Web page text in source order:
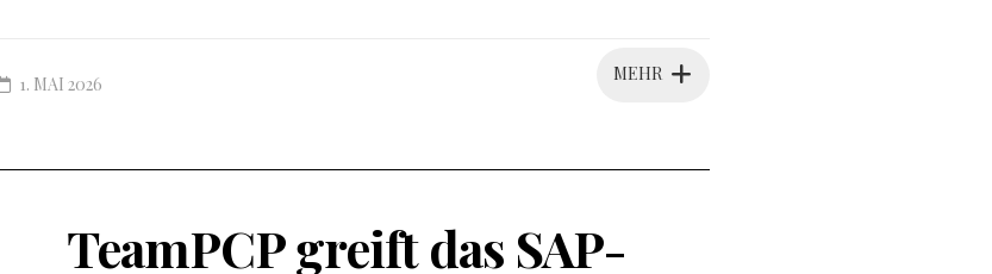
MEHR
1. MAI 2026
TeamPCP greift das SAP-